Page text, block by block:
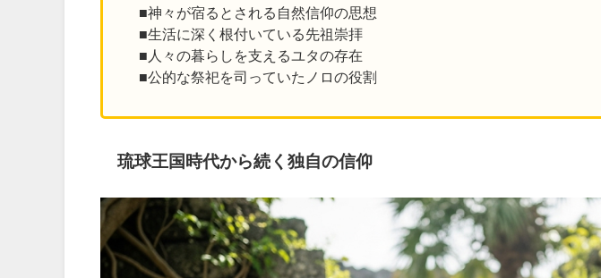
■神々が宿るとされる自然信仰の思想
■生活に深く根付いている先祖崇拝
■人々の暮らしを支えるユタの存在
■公的な祭祀を司っていたノロの役割
琉球王国時代から続く独自の信仰